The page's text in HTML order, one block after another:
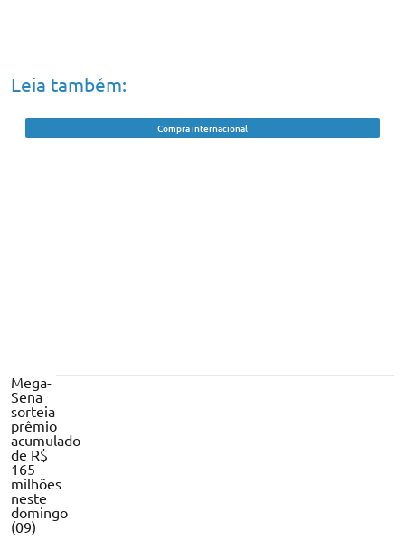
Leia também:
Compra internacional
Mega-
Sena
sorteia
prêmio
acumulado
de R$
165
milhões
neste
domingo
(09)